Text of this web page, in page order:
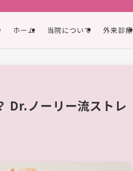
ホーム 当院について 外来診療
Dr.ノーリー流ストレ